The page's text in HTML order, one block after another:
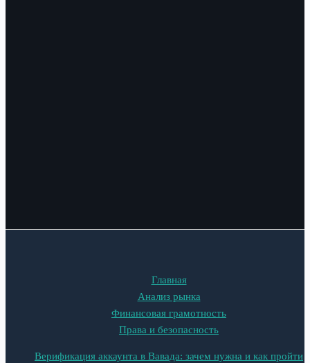
Главная
Анализ рынка
Финансовая грамотность
Права и безопасность
Верификация аккаунта в Вавада: зачем нужна и как пройти